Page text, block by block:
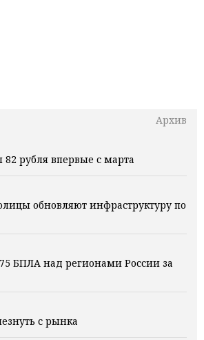
Архив
рубля впервые с марта
обновляют инфраструктуру по
БПЛА над регионами России за
с рынка